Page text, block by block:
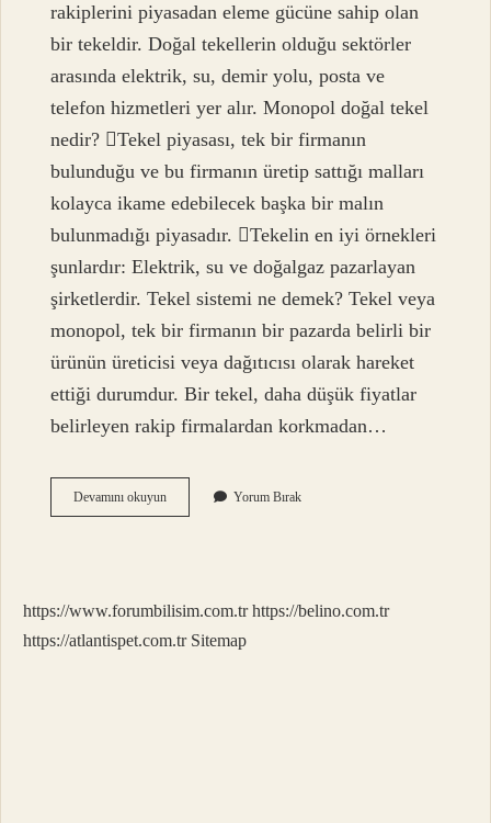
rakiplerini piyasadan eleme gücüne sahip olan
bir tekeldir. Doğal tekellerin olduğu sektörler
arasında elektrik, su, demir yolu, posta ve
telefon hizmetleri yer alır. Monopol doğal tekel
nedir? Tekel piyasası, tek bir firmanın
bulunduğu ve bu firmanın üretip sattığı malları
kolayca ikame edebilecek başka bir malın
bulunmadığı piyasadır. Tekelin en iyi örnekleri
şunlardır: Elektrik, su ve doğalgaz pazarlayan
şirketlerdir. Tekel sistemi ne demek? Tekel veya
monopol, tek bir firmanın bir pazarda belirli bir
ürünün üreticisi veya dağıtıcısı olarak hareket
ettiği durumdur. Bir tekel, daha düşük fiyatlar
belirleyen rakip firmalardan korkmadan…
Devamını okuyunDoğal
Tekel
Yorum Bırak
https://www.forumbilisim.com.tr https://belino.com.tr
https://atlantispet.com.tr Sitemap